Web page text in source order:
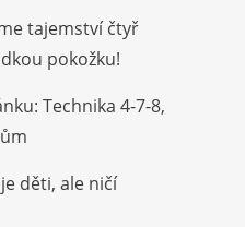
tajemství čtyř
pokožku!
Technika 4-7-8,
děti, ale ničí